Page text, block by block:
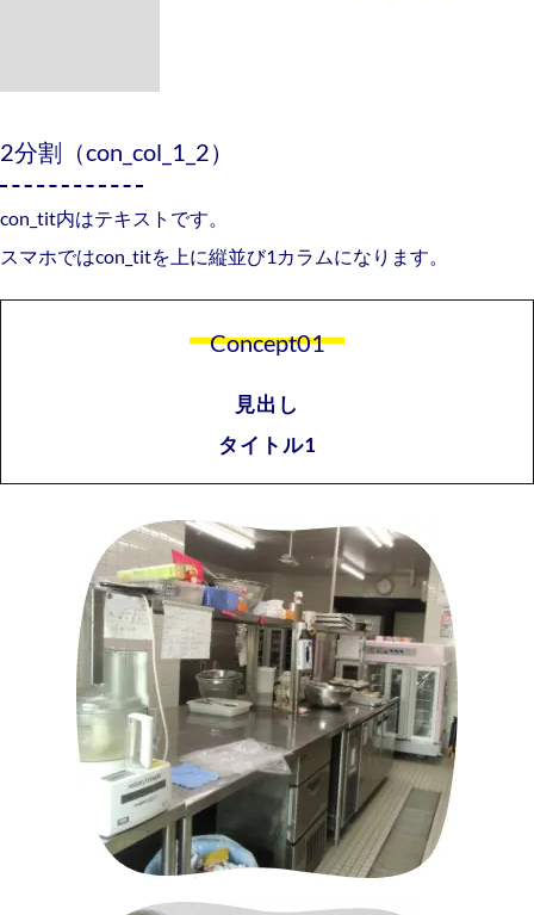
2分割（con_col_1_2）
con_tit内はテキストです。
スマホではcon_titを上に縦並び1カラムになります。
Concept01
見出し
タイトル1